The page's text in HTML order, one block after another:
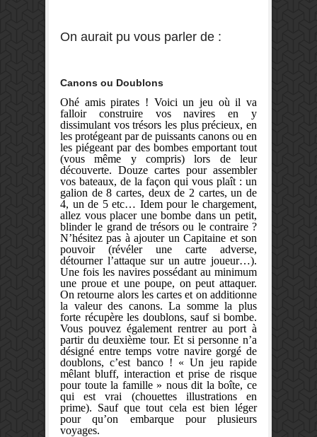
On aurait pu vous parler de :
Canons ou Doublons
Ohé amis pirates ! Voici un jeu où il va
falloir construire vos navires en y
dissimulant vos trésors les plus précieux, en
les protégeant par de puissants canons ou en
les piégeant par des bombes emportant tout
(vous même y compris) lors de leur
découverte. Douze cartes pour assembler
vos bateaux, de la façon qui vous plaît : un
galion de 8 cartes, deux de 2 cartes, un de
4, un de 5 etc… Idem pour le chargement,
allez vous placer une bombe dans un petit,
blinder le grand de trésors ou le contraire ?
N’hésitez pas à ajouter un Capitaine et son
pouvoir (révéler une carte adverse,
détourner l’attaque sur un autre joueur…).
Une fois les navires possédant au minimum
une proue et une poupe, on peut attaquer.
On retourne alors les cartes et on additionne
la valeur des canons. La somme la plus
forte récupère les doublons, sauf si bombe.
Vous pouvez également rentrer au port à
partir du deuxième tour. Et si personne n’a
désigné entre temps votre navire gorgé de
doublons, c’est banco ! « Un jeu rapide
mêlant bluff, interaction et prise de risque
pour toute la famille » nous dit la boîte, ce
qui est vrai (chouettes illustrations en
prime). Sauf que tout cela est bien léger
pour qu’on embarque pour plusieurs
voyages.